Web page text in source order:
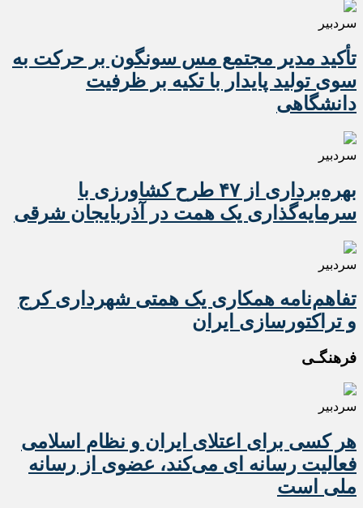
سردبیر
تأکید مدیر مجتمع مس سونگون بر حرکت به
سوی تولید پایدار با تکیه بر ظرفیت
دانشگاهی
سردبیر
بهره‌برداری از ۴۷ طرح کشاورزی با
سرمایه‌گذاری یک همت در آذربایجان شرقی
سردبیر
تفاهم‌نامه همکاری یک همتی شهرداری کرج
و تراکتورسازی ایران
فرهنگـی
سردبیر
هر کسی برای اعتلای ایران و نظام اسلامی
فعالیت رسانه ای می‌کند، عضوی از رسانه
ملی است